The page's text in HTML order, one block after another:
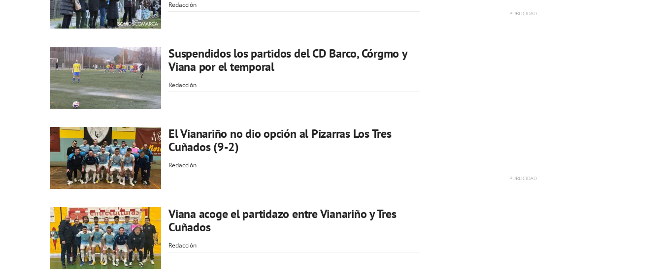
Redacción
Suspendidos los partidos del CD Barco, Córgmo y
Viana por el temporal
Redacción
El Vianariño no dio opción al Pizarras Los Tres
Cuñados (9-2)
Redacción
Viana acoge el partidazo entre Vianariño y Tres
Cuñados
Redacción